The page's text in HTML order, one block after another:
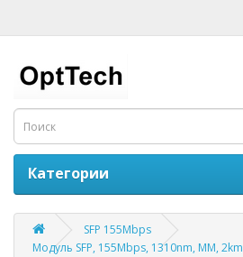
Категории
SFP 155Mbps
Модуль SFP, 155Mbps, 1310nm, MM, 2km